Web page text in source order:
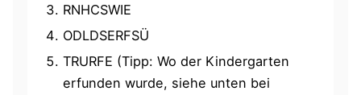
RNHCSWIE
ODLDSERFSÜ
TRURFE (Tipp: Wo der Kindergarten
erfunden wurde, siehe unten bei